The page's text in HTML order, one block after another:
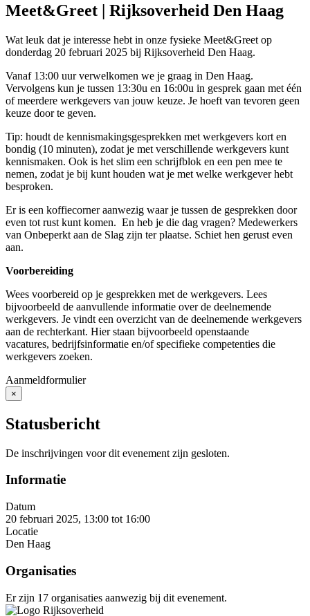
Meet&Greet | Rijksoverheid Den Haag
Wat leuk dat je interesse hebt in onze fysieke Meet&Greet op
donderdag 20 februari 2025 bij Rijksoverheid Den Haag.
Vanaf 13:00 uur verwelkomen we je graag in Den Haag.
Vervolgens kun je tussen 13:30u en 16:00u in gesprek gaan met één
of meerdere werkgevers van jouw keuze. Je hoeft van tevoren geen
keuze door te geven.
Tip: houdt de kennismakingsgesprekken met werkgevers kort en
bondig (10 minuten), zodat je met verschillende werkgevers kunt
kennismaken. Ook is het slim een schrijfblok en een pen mee te
nemen, zodat je bij kunt houden wat je met welke werkgever hebt
besproken.
Er is een koffiecorner aanwezig waar je tussen de gesprekken door
even tot rust kunt komen. En heb je die dag vragen? Medewerkers
van Onbeperkt aan de Slag zijn ter plaatse. Schiet hen gerust even
aan.
Voorbereiding
Wees voorbereid op je gesprekken met de werkgevers. Lees
bijvoorbeeld de aanvullende informatie over de deelnemende
werkgevers. Je vindt een overzicht van de deelnemende werkgevers
aan de rechterkant. Hier staan bijvoorbeeld openstaande
vacatures, bedrijfsinformatie en/of specifieke competenties die
werkgevers zoeken.
Aanmeldformulier
×
Close
Statusbericht
De inschrijvingen voor dit evenement zijn gesloten.
Informatie
Datum
20 februari 2025, 13:00 tot 16:00
Locatie
Den Haag
Organisaties
Er zijn 17 organisaties aanwezig bij dit evenement.